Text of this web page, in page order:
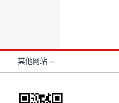
其他网站